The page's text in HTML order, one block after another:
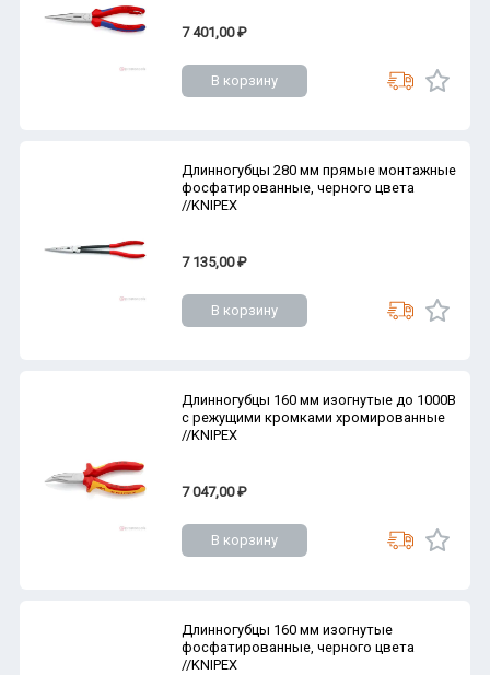
7 401,00 ₽
В корзину
Длинногубцы 280 мм прямые монтажные
фосфатированные, черного цвета
//KNIPEX
7 135,00 ₽
В корзину
Длинногубцы 160 мм изогнутые до 1000В
с режущими кромками хромированные
//KNIPEX
7 047,00 ₽
В корзину
Длинногубцы 160 мм изогнутые
фосфатированные, черного цвета
//KNIPEX